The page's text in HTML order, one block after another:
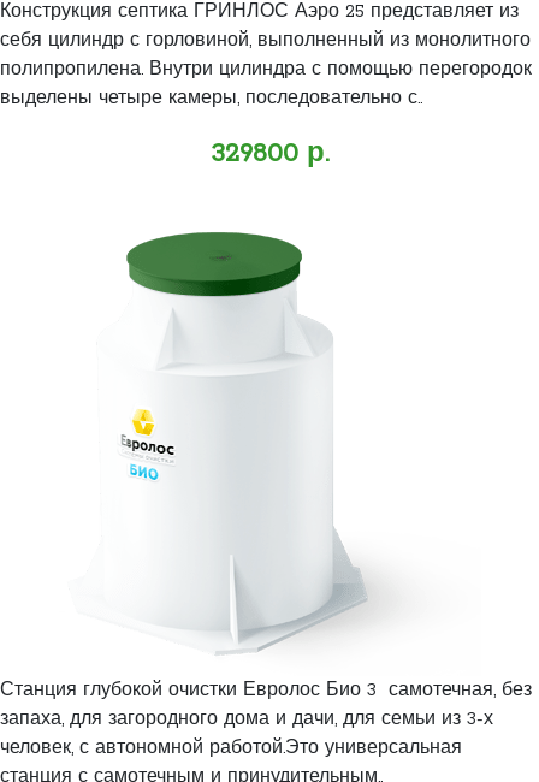
Конструкция септика ГРИНЛОС Аэро 25 представляет из
себя цилиндр с горловиной, выполненный из монолитного
полипропилена. Внутри цилиндра с помощью перегородок
выделены четыре камеры, последовательно с..
329800 р.
Станция глубокой очистки Евролос Био 3 самотечная, без
запаха, для загородного дома и дачи, для семьи из 3-х
человек, с автономной работой.Это универсальная